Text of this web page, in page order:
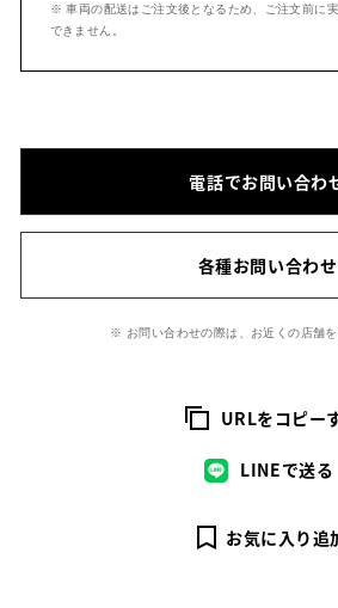
※ 車両の配送はご注文後となるため、ご注文前に
できません。
電話でお問い合わ
各種お問い合わせ
※ お問い合わせの際は、お近くの店舗
URLをコピー
LINEで送る
お気に入り追